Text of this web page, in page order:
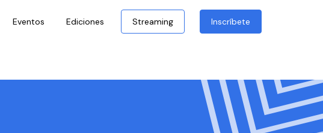
Eventos Ediciones Streaming Inscríbete